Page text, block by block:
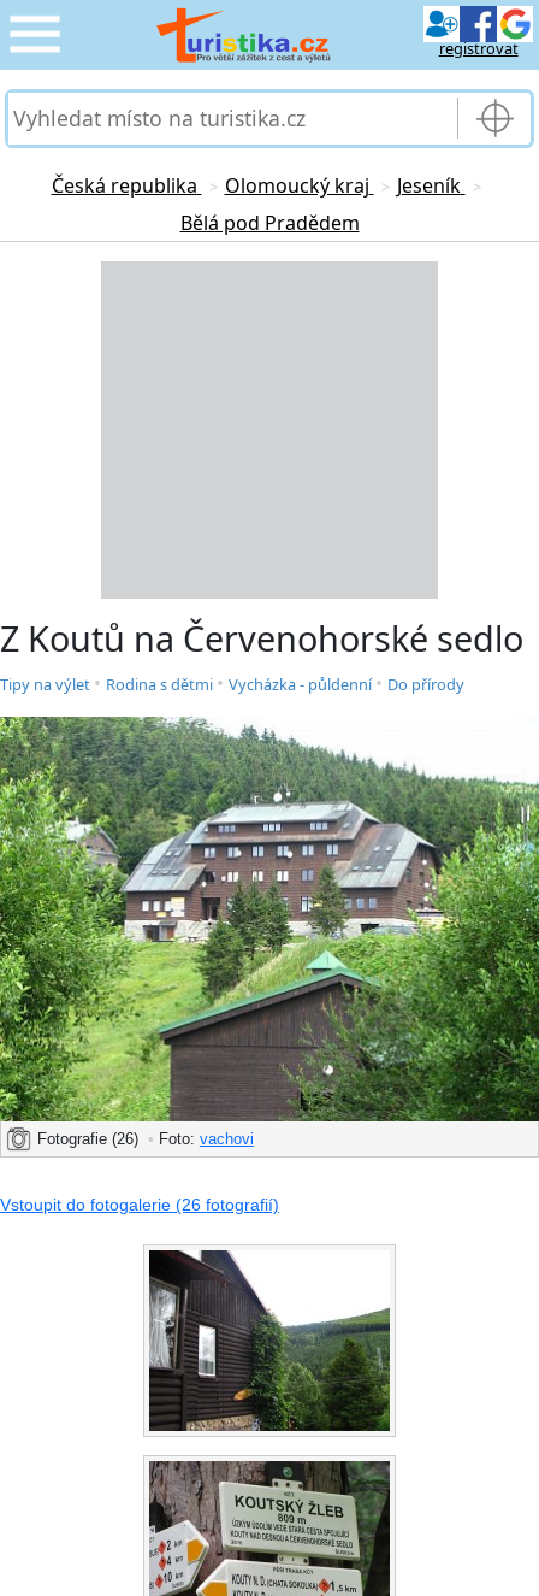
registrovat
CESTOVÁNÍ
SLUŽBY & DOPRAVA
›
Česká republika > Olomoucký kraj > Jeseník >
Bělá pod Pradědem
Z Koutů na Červenohorské sedlo
Tipy na výlet • Rodina s dětmi • Vycházka - půldenní• Do přírody
Fotografie (26) • Foto: vachovi
Vstoupit do fotogalerie (26 fotografií)